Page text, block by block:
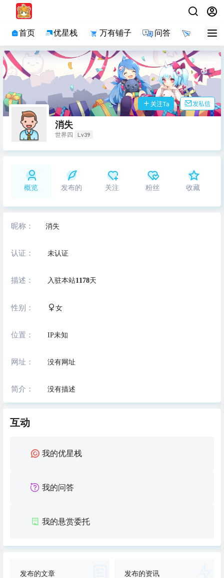
首页 优星栈 万有铺子 问答 导航
消失
世界四 Lv39
关注Ta 发私信
概览 发布的 关注 粉丝 收藏
昵称： 消失
认证： 未认证
描述： 入驻本站1178天
性别： 女
位置： IP未知
网址： 没有网址
简介： 没有描述
互动
我的优星栈
我的问答
我的悬赏委托
发布的文章 发布的资讯